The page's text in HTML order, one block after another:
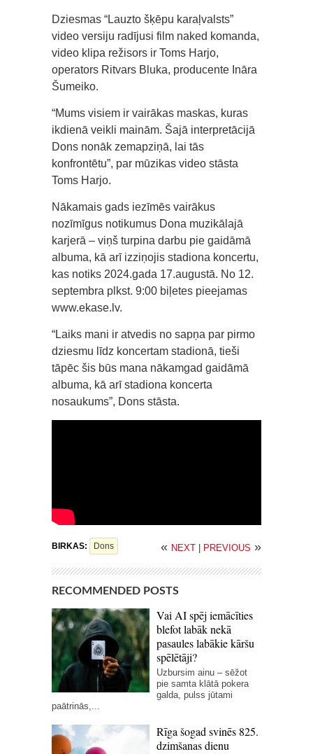
Dziesmas “Lauzto šķēpu karaļvalsts”
video versiju radījusi film naked komanda,
video klipa režisors ir Toms Harjo,
operators Ritvars Bluka, producente Ināra
Šumeiko.
“Mums visiem ir vairākas maskas, kuras
ikdienā veikli mainām. Šajā interpretācijā
Dons nonāk zemapziņā, lai tās
konfrontētu”, par mūzikas video stāsta
Toms Harjo.
Nākamais gads iezīmēs vairākus
nozīmīgus notikumus Dona muzikālajā
karjerā – viņš turpina darbu pie gaidāmā
albuma, kā arī izziņojis stadiona koncertu,
kas notiks 2024.gada 17.augustā. No 12.
septembra plkst. 9:00 biļetes pieejamas
www.ekase.lv.
“Laiks mani ir atvedis no sapņa par pirmo
dziesmu līdz koncertam stadionā, tieši
tāpēc šis būs mana nākamgad gaidāmā
albuma, kā arī stadiona koncerta
nosaukums”, Dons stāsta.
BIRKAS: Dons « NEXT | PREVIOUS »
RECOMMENDED POSTS
Vai AI spēj iemācīties
blefot labāk nekā
pasaules labākie kāršu
spēlētāji?
Uzbursim ainu – sēžot
pie samta klātā pokera
galda, pulss jūtami
paātrinās,...
Rīga šogad svinēs 825.
dzimšanas dienu